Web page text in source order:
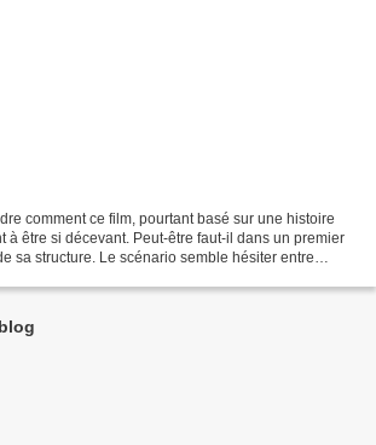
comment ce film, pourtant basé sur une histoire
à être si décevant. Peut-être faut-il dans un premier
sa structure. Le scénario semble hésiter entre